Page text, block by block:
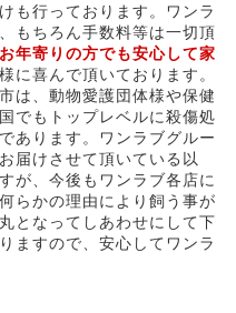
も行っております。ワンラ
もちろん手数料等は一切頂
お年寄りの方でも安心して家
に喜んで頂いております。
は、動物愛護団体様や保健
でもトップレベルに殺傷処
あります。ワンラブグルー
届けさせて頂いている以
が、今後もワンラブ各店に
らかの理由により飼う事が
となってしあわせにして下
ますので、安心してワンラ